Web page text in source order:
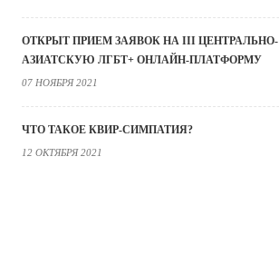
ОТКРЫТ ПРИЕМ ЗАЯВОК НА III ЦЕНТРАЛЬНО-
АЗИАТСКУЮ ЛГБТ+ ОНЛАЙН-ПЛАТФОРМУ
07 НОЯБРЯ 2021
ЧТО ТАКОЕ КВИР-СИМПАТИЯ?
12 ОКТЯБРЯ 2021